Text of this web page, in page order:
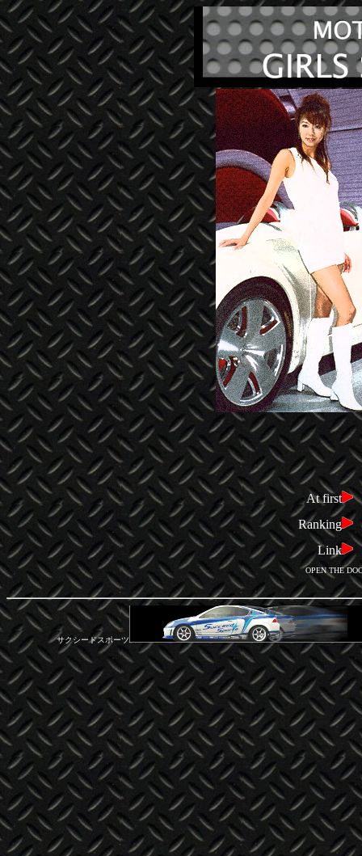
OPEN THE
At first
Ranking
Link
サクシードスポーツ